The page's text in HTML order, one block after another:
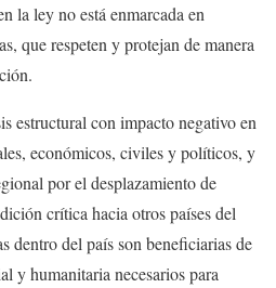
la ley no está enmarcada en
que respeten y protejan de manera
estructural con impacto negativo en
económicos, civiles y políticos, y
por el desplazamiento de
crítica hacia otros países del
dentro del país son beneficiarias de
y humanitaria necesarios para